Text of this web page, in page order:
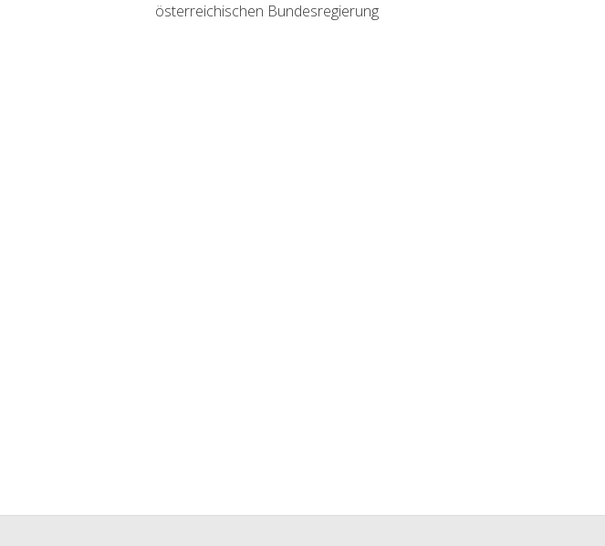
österreichischen Bundesregierung